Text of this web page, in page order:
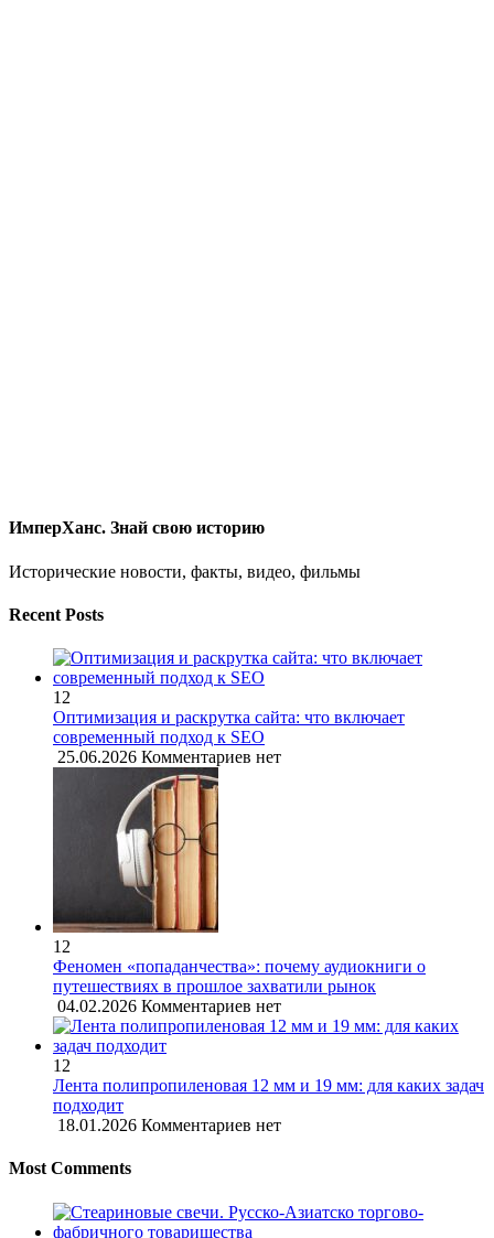
ИмперХанс. Знай свою историю
Исторические новости, факты, видео, фильмы
Recent Posts
12
Оптимизация и раскрутка сайта: что включает
современный подход к SEO
25.06.2026 Комментариев нет
12
Феномен «попаданчества»: почему аудиокниги о
путешествиях в прошлое захватили рынок
04.02.2026 Комментариев нет
12
Лента полипропиленовая 12 мм и 19 мм: для каких задач
подходит
18.01.2026 Комментариев нет
Most Comments